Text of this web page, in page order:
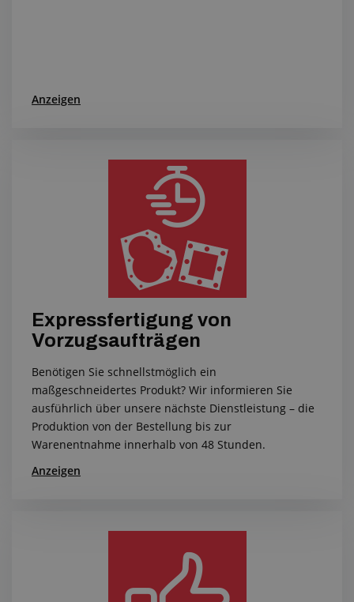
Anzeigen
Expressfertigung von
Vorzugsaufträgen
Benötigen Sie schnellstmöglich ein
maßgeschneidertes Produkt? Wir informieren Sie
ausführlich über unsere nächste Dienstleistung – die
Produktion von der Bestellung bis zur
Warenentnahme innerhalb von 48 Stunden.
Anzeigen